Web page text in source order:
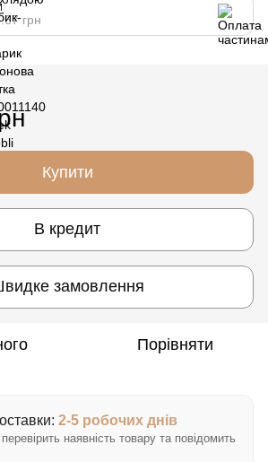
грн
Купити
В кредит
замовлення
Порівняти
2-5 робочих днів
наявність товару та повідомить